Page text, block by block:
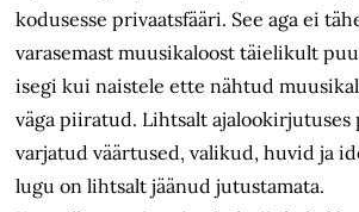
kodusesse privaatsfääri. See aga ei
varasemast muusikaloost täielikult
isegi kui naistele ette nähtud
väga piiratud. Lihtsalt ajalookirjutuses
varjatud väärtused, valikud, huvid ja
lugu on lihtsalt jäänud jutustamata.